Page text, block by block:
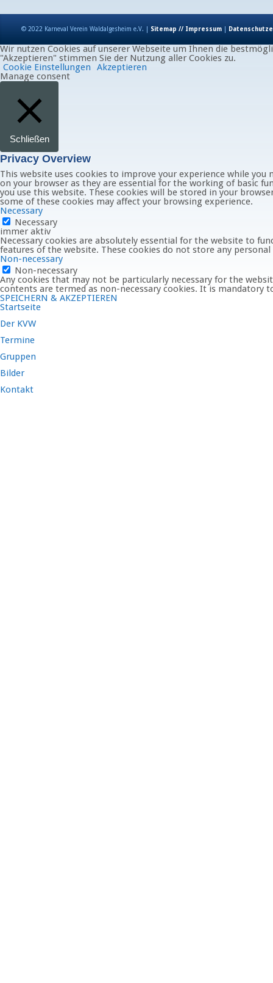
© 2022 Karneval Verein Waldalgesheim e.V. | Sitemap // Impressum
Wir nutzen Cookies auf unserer Webseite um Ihnen die
"Akzeptieren" stimmen Sie der Nutzung aller Cookies zu.
Cookie Einstellungen
Akzeptieren
Manage consent
Schließen
Privacy Overview
This website uses cookies to improve your experience while
on your browser as they are essential for the working of basic
you use this website. These cookies will be stored in your
some of these cookies may affect your browsing experience.
Necessary
Necessary
immer aktiv
Necessary cookies are absolutely essential for the website to
features of the website. These cookies do not store any
Non-necessary
Non-necessary
Any cookies that may not be particularly necessary for the
contents are termed as non-necessary cookies. It is
SPEICHERN & AKZEPTIEREN
Startseite
Der KVW
Termine
Gruppen
Bilder
Kontakt